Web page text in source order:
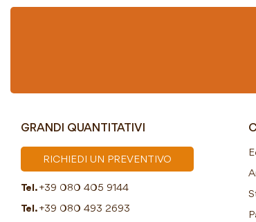
GRANDI QUANTITATIVI
RICHIEDI UN PREVENTIVO
Tel. +39 080 405 9144
Tel. +39 080 493 2693